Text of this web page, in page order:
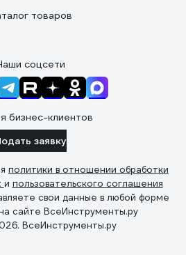
товаров
соцсети
бизнес-клиентов
заявку
политики в отношении обработки
и пользовательского соглашения
свои данные в любой форме
сайте ВсеИнструменты.ру
ВсеИнструменты.ру